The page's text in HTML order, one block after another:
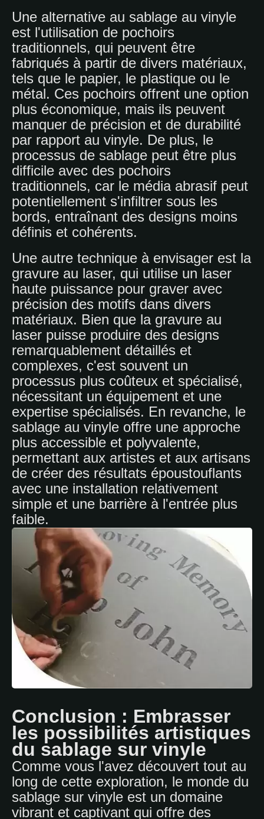
Une alternative au sablage au vinyle
est l'utilisation de pochoirs
traditionnels, qui peuvent être
fabriqués à partir de divers matériaux,
tels que le papier, le plastique ou le
métal. Ces pochoirs offrent une option
plus économique, mais ils peuvent
manquer de précision et de durabilité
par rapport au vinyle. De plus, le
processus de sablage peut être plus
difficile avec des pochoirs
traditionnels, car le média abrasif peut
potentiellement s'infiltrer sous les
bords, entraînant des designs moins
définis et cohérents.
Une autre technique à envisager est la
gravure au laser, qui utilise un laser
haute puissance pour graver avec
précision des motifs dans divers
matériaux. Bien que la gravure au
laser puisse produire des designs
remarquablement détaillés et
complexes, c'est souvent un
processus plus coûteux et spécialisé,
nécessitant un équipement et une
expertise spécialisés. En revanche, le
sablage au vinyle offre une approche
plus accessible et polyvalente,
permettant aux artistes et aux artisans
de créer des résultats époustouflants
avec une installation relativement
simple et une barrière à l'entrée plus
faible.
Conclusion : Embrasser
les possibilités artistiques
du sablage sur vinyle
Comme vous l'avez découvert tout au
long de cette exploration, le monde du
sablage sur vinyle est un domaine
vibrant et captivant qui offre des